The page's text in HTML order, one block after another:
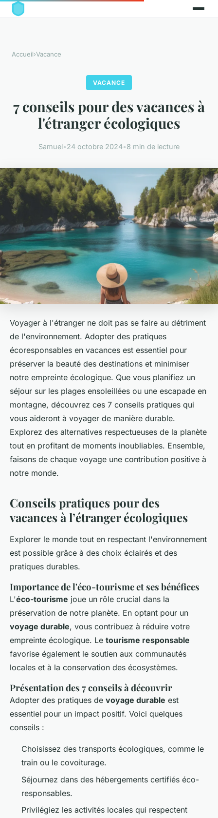
Accueil›Vacance
VACANCE
7 conseils pour des vacances à
l'étranger écologiques
Samuel•24 octobre 2024•8 min de lecture
Voyager à l'étranger ne doit pas se faire au détriment
de l'environnement. Adopter des pratiques
écoresponsables en vacances est essentiel pour
préserver la beauté des destinations et minimiser
notre empreinte écologique. Que vous planifiez un
séjour sur les plages ensoleillées ou une escapade en
montagne, découvrez ces 7 conseils pratiques qui
vous aideront à voyager de manière durable.
Explorez des alternatives respectueuses de la planète
tout en profitant de moments inoubliables. Ensemble,
faisons de chaque voyage une contribution positive à
notre monde.
Conseils pratiques pour des
vacances à l’étranger écologiques
Explorer le monde tout en respectant l'environnement
est possible grâce à des choix éclairés et des
pratiques durables.
Importance de l'éco-tourisme et ses bénéfices
L'éco-tourisme joue un rôle crucial dans la
préservation de notre planète. En optant pour un
voyage durable, vous contribuez à réduire votre
empreinte écologique. Le tourisme responsable
favorise également le soutien aux communautés
locales et à la conservation des écosystèmes.
Présentation des 7 conseils à découvrir
Adopter des pratiques de voyage durable est
essentiel pour un impact positif. Voici quelques
conseils :
Choisissez des transports écologiques, comme le
train ou le covoiturage.
Séjournez dans des hébergements certifiés éco-
responsables.
Privilégiez les activités locales qui respectent